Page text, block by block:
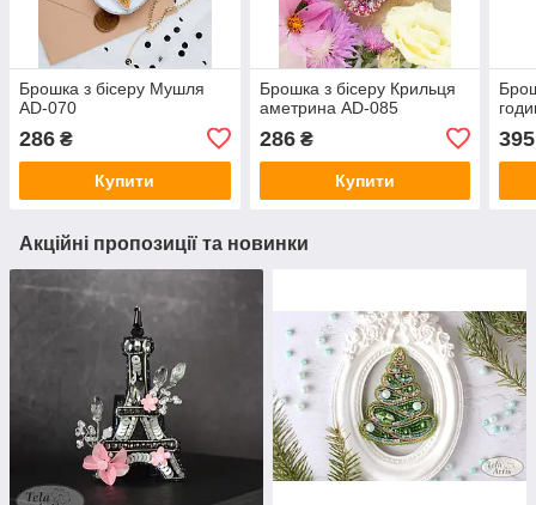
Брошка з бісеру Мушля
AD-070
286 ₴
Купити
Брошка з бісеру Крильця
аметрина AD-085
286₴
Купити
395
Акційні пропозиції та новинки